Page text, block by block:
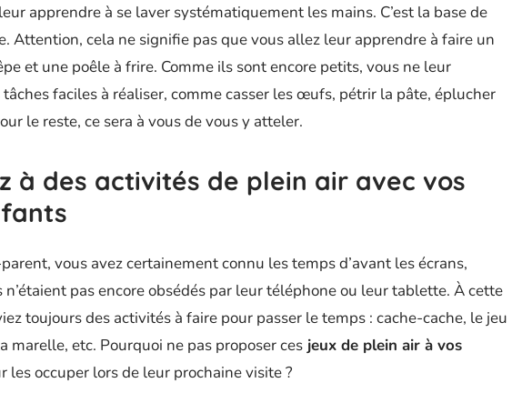
apprendre à se laver systématiquement les mains. C’est la base de
Attention, cela ne signifie pas que vous allez leur apprendre à faire un
et une poêle à frire. Comme ils sont encore petits, vous ne leur
faciles à réaliser, comme casser les œufs, pétrir la pâte, éplucher
le reste, ce sera à vous de vous y atteler.
à des activités de plein air avec vos
vous avez certainement connu les temps d’avant les écrans,
pas encore obsédés par leur téléphone ou leur tablette. À cette
toujours des activités à faire pour passer le temps : cache-cache, le jeu
marelle, etc. Pourquoi ne pas proposer ces jeux de plein air à vos
les occuper lors de leur prochaine visite ?